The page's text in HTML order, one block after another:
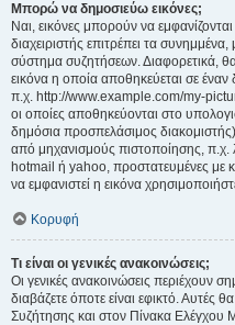
Μπορώ να δημοσιεύω εικόνες;
Ναι, εικόνες μπορούν να
διαχειριστής επιτρέπει τα
σύστημα συζητήσεων. Διαφορετικά,
εικόνα η οποία αποθηκεύεται σε
π.χ. http://www.example.com/my-
οι οποίες αποθηκεύονται στο
δημόσια προσπελάσιμος
από μηχανισμούς πιστοποίησης, π.χ.
hotmail ή yahoo, προστατευμένες με
να εμφανιστεί η εικόνα
Κορυφή
Τι είναι οι γενικές ανακοινώσεις;
Οι γενικές ανακοινώσεις περιέχουν
διαβάζετε όποτε είναι εφικτό. Αυτές
Συζήτησης και στον Πίνακα Ελέγχου